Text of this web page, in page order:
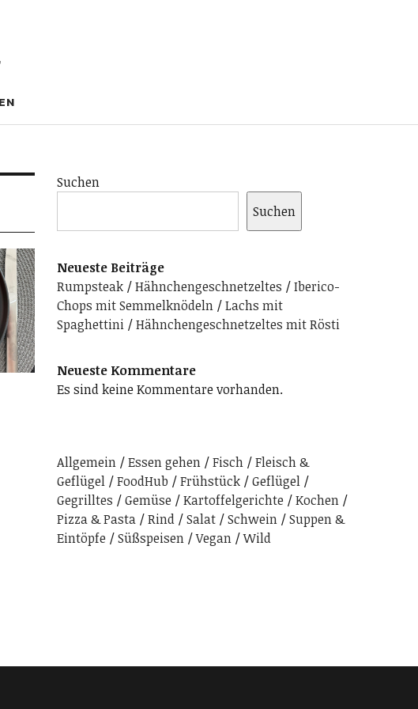
Suchen
Suchen
Neueste Beiträge
Rumpsteak
Hähnchengeschnetzeltes
Iberico-
Chops mit Semmelknödeln
Lachs mit
Spaghettini
Hähnchengeschnetzeltes mit Rösti
Neueste Kommentare
Es sind keine Kommentare vorhanden.
Allgemein Essen gehen Fisch
Fleisch &
Geflügel
FoodHub Frühstück
Geflügel
Gegrilltes
Gemüse Kartoffelgerichte
Kochen
Pizza & Pasta
Rind Salat Schwein
Suppen &
Eintöpfe
Süßspeisen Vegan Wild